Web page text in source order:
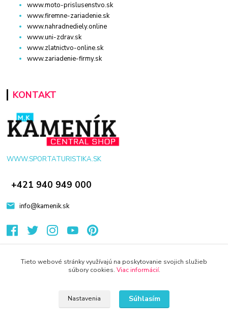
www.moto-prislusenstvo.sk
www.firemne-zariadenie.sk
www.nahradnediely.online
www.uni-zdrav.sk
www.zlatnictvo-online.sk
www.zariadenie-firmy.sk
KONTAKT
WWW.SPORTATURISTIKA.SK
+421 940 949 000
info@kamenik.sk
Eshop-rychlo.sk
Tieto webové stránky využívajú na poskytovanie svojich služieb
súbory cookies. Viac informácií.
Nastavenia Súhlasím